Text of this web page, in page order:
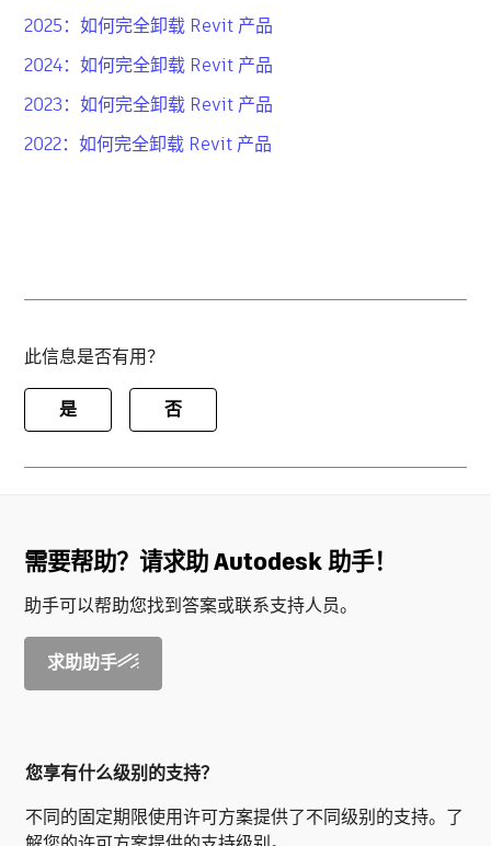
2025：如何完全卸载 Revit 产品
2024：如何完全卸载 Revit 产品
2023：如何完全卸载 Revit 产品
2022：如何完全卸载 Revit 产品
此信息是否有用？
是 否
需要帮助？请求助 Autodesk 助手！
助手可以帮助您找到答案或联系支持人员。
求助助手
您享有什么级别的支持？
不同的固定期限使用许可方案提供了不同级别的支持。了